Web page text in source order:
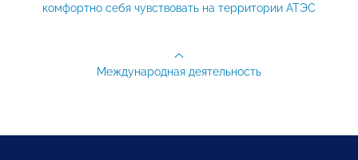
комфортно себя чувствовать на территории АТЭС
Международная деятельность